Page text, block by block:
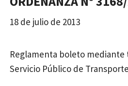
18 de julio de 2013
Reglamenta boleto mediante
Servicio Público de Transporte